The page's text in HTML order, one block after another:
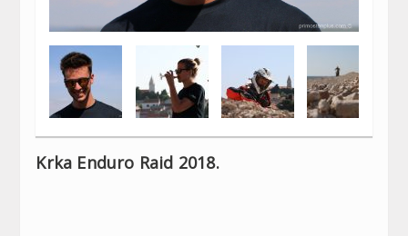
Krka Enduro Raid 2018.